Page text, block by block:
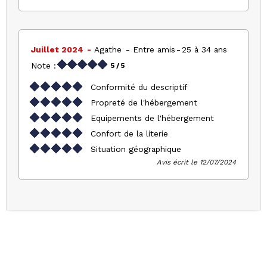
Juillet 2024 Agathe Entre amis
25 à 34 ans
Note :
5 / 5
Conformité du descriptif
Propreté de l'hébergement
Equipements de l'hébergement
Confort de la literie
Situation géographique
Avis écrit le 12/07/2024